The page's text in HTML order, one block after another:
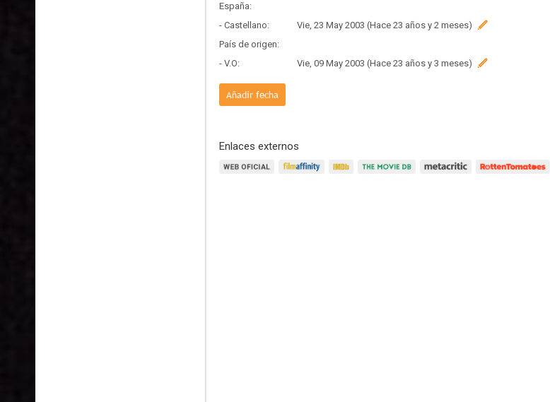
España:
- Castellano:
Vie, 23 May 2003 (Hace 23 años y 2 meses)
País de origen:
- V.O:
Vie, 09 May 2003 (Hace 23 años y 3 meses)
Añadir fecha
Enlaces externos